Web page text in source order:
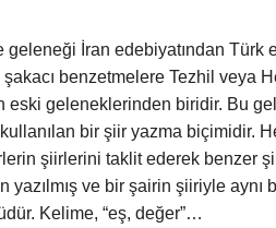
İran edebiyatından Türk
şakacı benzetmelere Tezhil veya
eski geleneklerinden biridir. Bu
bir şiir yazma biçimidir.
şiirlerini taklit ederek benzer
yazılmış ve bir şairin şiiriyle
Kelime, “eş, değer”…